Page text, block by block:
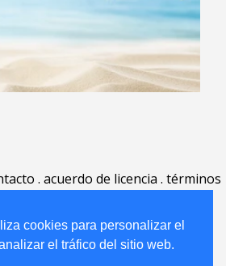
cookies para personalizar el
el tráfico del sitio web.
. acuerdo de licencia . términos
| Español Português
Nederlands|